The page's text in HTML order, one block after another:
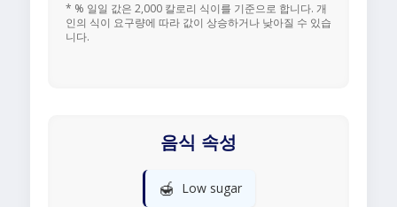
* % 일일 값은 2,000 칼로리 식이를 기준으로 합니다. 개
인의 식이 요구량에 따라 값이 상승하거나 낮아질 수 있습
니다.
음식 속성
🍯 Low sugar